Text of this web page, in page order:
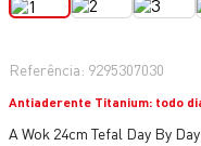
Referência: 9295307030
Antiaderente Titanium: todo
A Wok 24cm Tefal Day By
5º
8